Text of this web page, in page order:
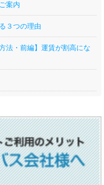
案内
３つの理由
法・前編】運賃が割高にな